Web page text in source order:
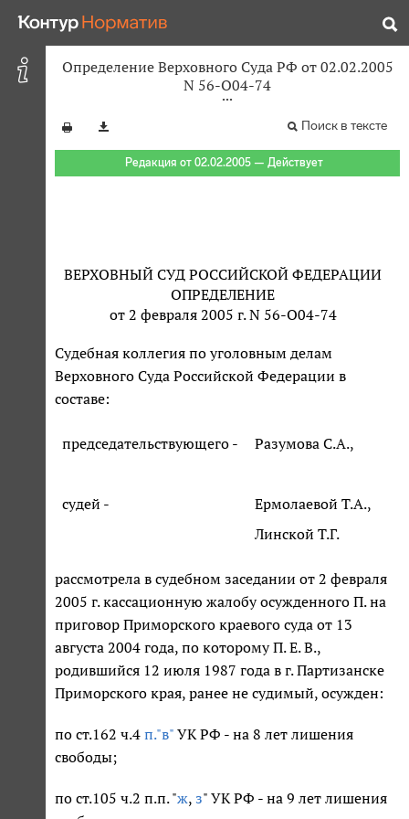
Определение Верховного Суда РФ от 02.02.2005
N 56-О04-74
Поиск в тексте
Редакция от 02.02.2005 — Действует
ВЕРХОВНЫЙ СУД РОССИЙСКОЙ ФЕДЕРАЦИИ
ОПРЕДЕЛЕНИЕ
от 2 февраля 2005 г. N 56-О04-74
Судебная коллегия по уголовным делам
Верховного Суда Российской Федерации в
составе:
председательствующего - Разумова С.А.,
судей -
Ермолаевой Т.А.,
Линской Т.Г.
рассмотрела в судебном заседании от 2 февраля
2005 г. кассационную жалобу осужденного П. на
приговор Приморского краевого суда от 13
августа 2004 года, по которому П. Е. В.,
родившийся 12 июля 1987 года в г. Партизанске
Приморского края, ранее не судимый, осужден:
по ст.162 ч.4 п."в" УК РФ - на 8 лет лишения
свободы;
по ст.105 ч.2 п.п. "ж, з" УК РФ - на 9 лет лишения